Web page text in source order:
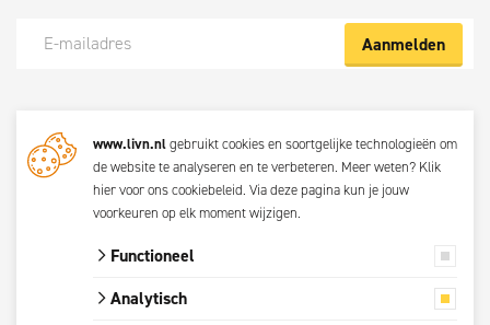
Aanmelden
De beste klustips en aanbiedingen maandelijks in jouw mailbox? Schrijf
je dan nu in voor de Livn nieuwsbrief. Bij inschrijving ga je akkoord met
privacyverklaring.
Alle prijzen zijn
www.livn.nlgebruikt cookies en soortgelijke technologieën om
de website te analyseren en te verbeteren. Meer weten? Klik
hier voor ons cookiebeleid. Viadeze pagina kun je jouw
voorkeuren op elk moment wijzigen.
Functioneel
Analytisch